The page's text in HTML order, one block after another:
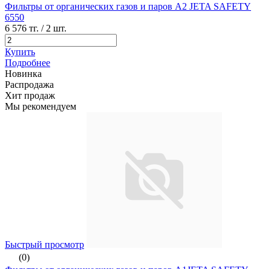
Фильтры от органических газов и паров A2 JETA SAFETY
6550
6 576 тг. / 2 шт.
Купить
Подробнее
Новинка
Распродажа
Хит продаж
Мы рекомендуем
Быстрый просмотр
(0)